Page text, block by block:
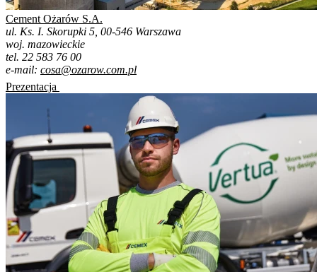
Cement Ożarów S.A.
ul. Ks. I. Skorupki 5, 00-546 Warszawa
woj. mazowieckie
tel. 22 583 76 00
e-mail: cosa@ozarow.com.pl
Prezentacja